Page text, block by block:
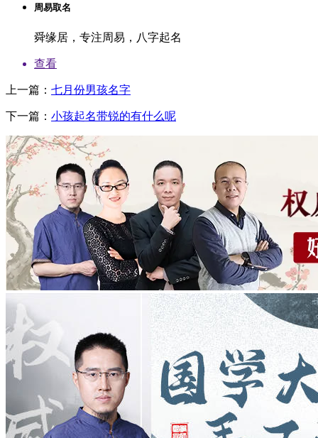
周易取名
舜缘居，专注周易，八字起名
查看
上一篇： 七月份男孩名字
下一篇： 小孩起名带锐的有什么呢